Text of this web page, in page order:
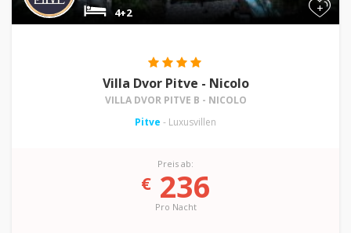
+
4+2
Villa Dvor Pitve - Nicolo
VILLA DVOR PITVE B - NICOLO
Pitve - Luxusvillen
Preis ab:
€236
Pro Nacht